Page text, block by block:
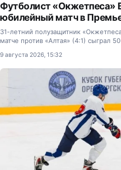
Футболист «Окжетпеса»
юбилейный матч в
31-летний полузащитник
матче против «Алтая» (4:1) сыграл
9 августа 2026, 15:32